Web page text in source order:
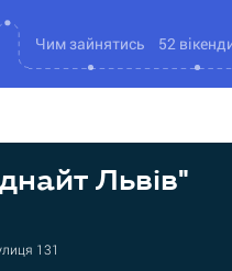
Чим зайнятись 52
Львів"
131